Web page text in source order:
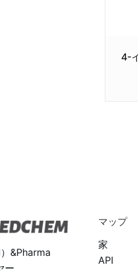
4-
&Pharma
ー
マップ
家
API